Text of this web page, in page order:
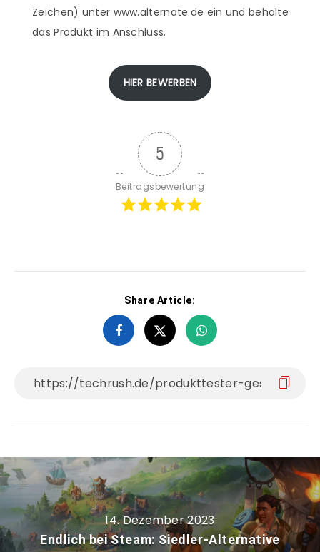
Zeichen) unter www.alternate.de ein und behalte
das Produkt im Anschluss.
HIER BEWERBEN
5
Beitragsbewertung
Share Article:
14. Dezember 2023
Endlich bei Steam: Siedler-Alternative